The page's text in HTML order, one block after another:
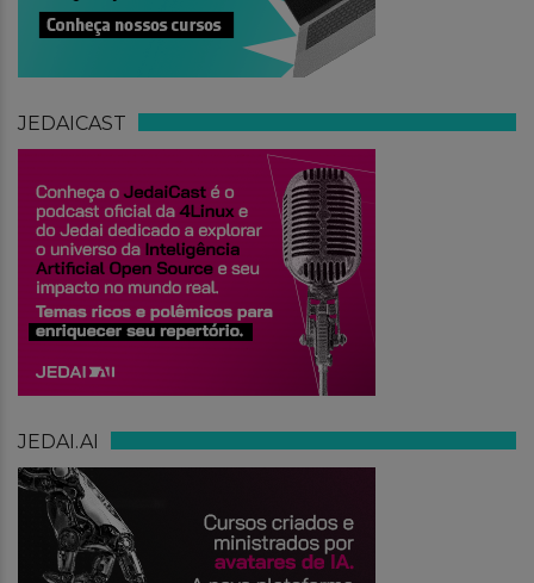
JEDAICAST
JEDAI.AI